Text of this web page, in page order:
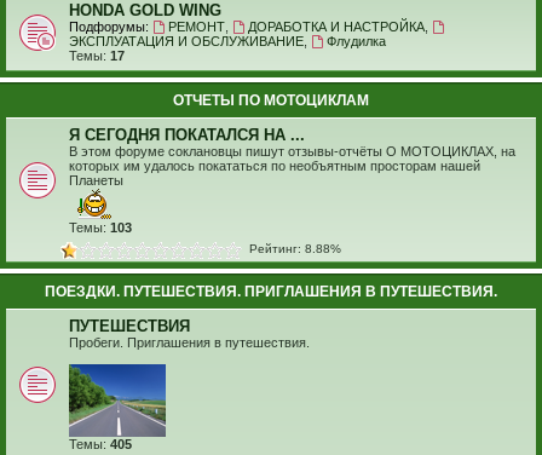
HONDA GOLD WING
Подфорумы: РЕМОНТ, ДОРАБОТКА И НАСТРОЙКА,
ЭКСПЛУАТАЦИЯ И ОБСЛУЖИВАНИЕ
Флудилка
Темы: 17
ОТЧЕТЫ ПО МОТОЦИКЛАМ
Я СЕГОДНЯ ПОКАТАЛСЯ НА ...
В этом форуме соклановцы пишут отзывы-отчёты О МОТОЦИКЛАХ, на
которых им удалось покататься по необъятным просторам нашей
Планеты
Темы: 103
Рейтинг: 8.88%
ПОЕЗДКИ. ПУТЕШЕСТВИЯ. ПРИГЛАШЕНИЯ В ПУТЕШЕСТВИЯ.
ПУТЕШЕСТВИЯ
Пробеги. Приглашения в путешествия.
Темы: 405